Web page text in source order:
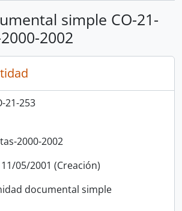
simple CO-21-
2002
21-253
2000-2002
11/05/2001 (Creación)
documental simple